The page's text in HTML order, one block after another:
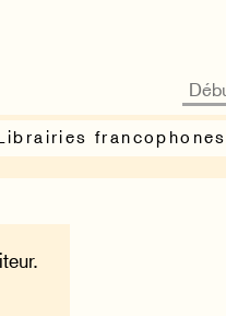
francophones